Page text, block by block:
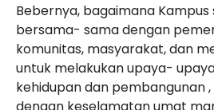
Bebernya, bagaimana Kampus
bersama- sama dengan
komunitas, masyarakat, dan
untuk melakukan upaya-
kehidupan dan pembangunan